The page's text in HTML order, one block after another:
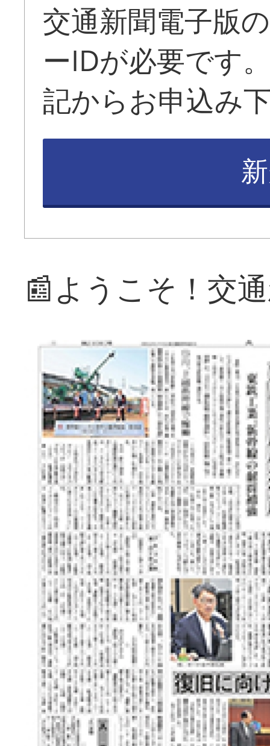
交通新聞電子版
ーIDが必要です
記からお申込み
📰ようこそ！交